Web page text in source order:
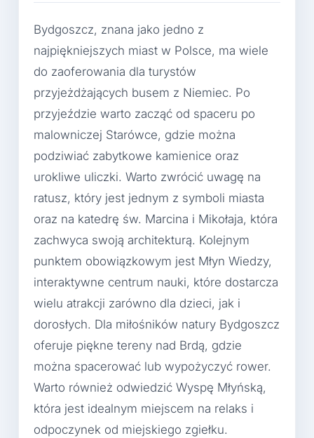
Bydgoszcz, znana jako jedno z
najpiękniejszych miast w Polsce, ma wiele
do zaoferowania dla turystów
przyjeżdżających busem z Niemiec. Po
przyjeździe warto zacząć od spaceru po
malowniczej Starówce, gdzie można
podziwiać zabytkowe kamienice oraz
urokliwe uliczki. Warto zwrócić uwagę na
ratusz, który jest jednym z symboli miasta
oraz na katedrę św. Marcina i Mikołaja, która
zachwyca swoją architekturą. Kolejnym
punktem obowiązkowym jest Młyn Wiedzy,
interaktywne centrum nauki, które dostarcza
wielu atrakcji zarówno dla dzieci, jak i
dorosłych. Dla miłośników natury Bydgoszcz
oferuje piękne tereny nad Brdą, gdzie
można spacerować lub wypożyczyć rower.
Warto również odwiedzić Wyspę Młyńską,
która jest idealnym miejscem na relaks i
odpoczynek od miejskiego zgiełku.